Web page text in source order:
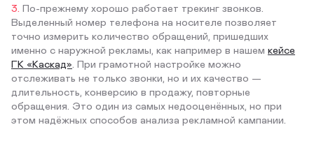
По-прежнему хорошо работает трекинг звонков.
Выделенный номер телефона на носителе позволяет
точно измерить количество обращений, пришедших
именно с наружной рекламы, как например в нашем кейсе
ГК «Каскад» . При грамотной настройке можно
отслеживать не только звонки, но и их качество —
длительность, конверсию в продажу, повторные
обращения. Это один из самых недооценённых, но при
этом надёжных способов анализа рекламной кампании.